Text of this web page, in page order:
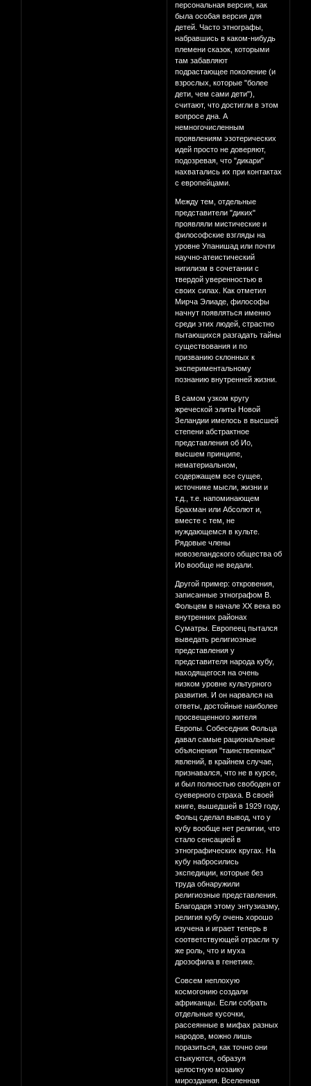
персональная версия, как
была особая версия для
детей. Часто этнографы,
набравшись в каком-нибудь
племени сказок, которыми
там забавляют
подрастающее поколение (и
взрослых, которые "более
дети, чем сами дети"),
считают, что достигли в этом
вопросе дна. А
немногочисленным
проявлениям эзотерических
идей просто не доверяют,
подозревая, что "дикари"
нахватались их при контактах
с европейцами.
Между тем, отдельные
представители "диких"
проявляли мистические и
философские взгляды на
уровне Упанишад или почти
научно-атеистический
нигилизм в сочетании с
твердой уверенностью в
своих силах. Как отметил
Мирча Элиаде, философы
начнут появляться именно
среди этих людей, страстно
пытающихся разгадать тайны
существования и по
призванию склонных к
экспериментальному
познанию внутренней жизни.
В самом узком кругу
жреческой элиты Новой
Зеландии имелось в высшей
степени абстрактное
представления об Ио,
высшем принципе,
нематериальном,
содержащем все сущее,
источнике мысли, жизни и
т.д., т.е. напоминающем
Брахман или Абсолют и,
вместе с тем, не
нуждающемся в культе.
Рядовые члены
новозеландского общества об
Ио вообще не ведали.
Другой пример: откровения,
записанные этнографом В.
Фольцем в начале XX века во
внутренних районах
Суматры. Европеец пытался
выведать религиозные
представления у
представителя народа кубу,
находящегося на очень
низком уровне культурного
развития. И он нарвался на
ответы, достойные наиболее
просвещенного жителя
Европы. Собеседник Фольца
давал самые рациональные
объяснения "таинственных"
явлений, в крайнем случае,
признавался, что не в курсе,
и был полностью свободен от
суеверного страха. В своей
книге, вышедшей в 1929 году,
Фольц сделал вывод, что у
кубу вообще нет религии, что
стало сенсацией в
этнографических кругах. На
кубу набросились
экспедиции, которые без
труда обнаружили
религиозные представления.
Благодаря этому энтузиазму,
религия кубу очень хорошо
изучена и играет теперь в
соответствующей отрасли ту
же роль, что и муха
дрозофила в генетике.
Совсем неплохую
космогонию создали
африканцы. Если собрать
отдельные кусочки,
рассеянные в мифах разных
народов, можно лишь
поразиться, как точно они
стыкуются, образуя
целостную мозаику
мироздания. Вселенная